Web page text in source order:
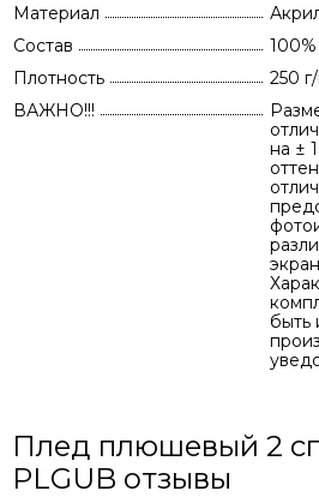
Материал
Состав
Плотность
250
ВАЖНО!!!
на ±
быть
Плед плюшевый 2
PLGUB отзывы